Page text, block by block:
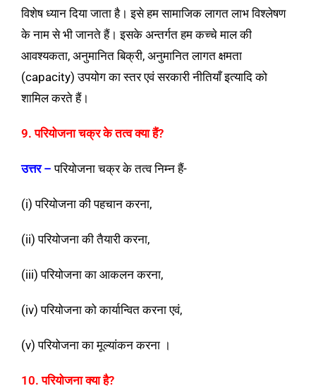
विशेष ध्यान दिया जाता है। इसे हम सामाजिक लागत लाभ विश्लेषण
के नाम से भी जानते हैं। इसके अन्तर्गत हम कच्चे माल की
आवश्यकता, अनुमानित बिक्री, अनुमानित लागत क्षमता
(capacity) उपयोग का स्तर एवं सरकारी नीतियाँ इत्यादि को
शामिल करते हैं।
9. परियोजना चक्र के तत्व क्या हैं?
उत्तर – परियोजना चक्र के तत्व निम्न हैं-
(i) परियोजना की पहचान करना,
(ii) परियोजना की तैयारी करना,
(iii) परियोजना का आकलन करना,
(iv) परियोजना को कार्यान्वित करना एवं,
(v) परियोजना का मूल्यांकन करना ।
10. परियोजना क्या है?